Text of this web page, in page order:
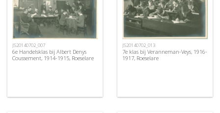
JS20140702_007
6e Handelsklas bij Albert Denys
Coussement, 1914-1915, Roeselare
JS20140702_013
7e klas bij Veranneman-Veys, 1916-
1917, Roeselare